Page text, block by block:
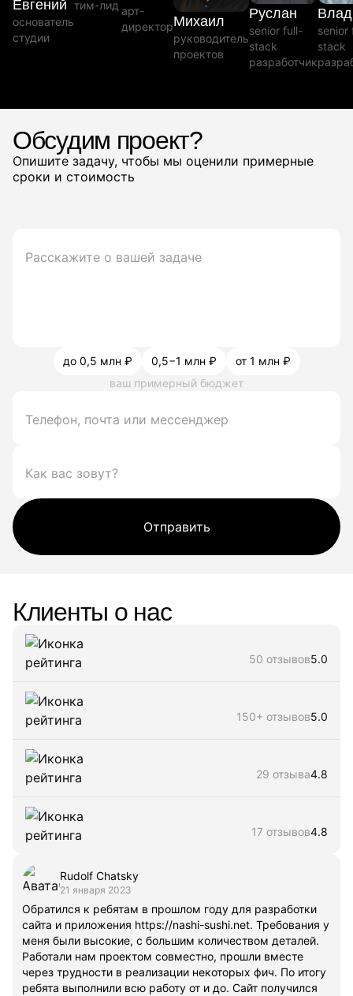
Евгений
основатель
студии
тим-лид арт-
директорМихаил
руководитель
проектов
Руслан
senior full-
stack
разработчик
senior
stack
Обсудим проект?
Опишите задачу, чтобы мы оценили примерные
сроки и стоимость
до 0,5 млн ₽ 0,5−1 млн ₽
от 1 млн ₽
ваш примерный бюджет
Отправить
Клиенты о нас
50 отзывов5.0
150+ отзывов5.0
29 отзыва4.8
17 отзывов4.8
Rudolf Chatsky
21 января 2023
Обратился к ребятам в прошлом году для разработки
сайта и приложения https://nashi-sushi.net. Требования у
меня были высокие, с большим количеством деталей.
Работали нам проектом совместно, прошли вместе
через трудности в реализации некоторых фич. По итогу
ребята выполнили всю работу от и до. Сайт получился